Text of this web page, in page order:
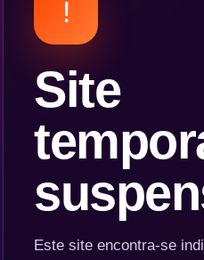
!
Site
Este site encontra-se